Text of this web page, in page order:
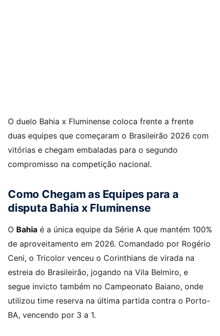
O duelo Bahia x Fluminense coloca frente a frente
duas equipes que começaram o Brasileirão 2026 com
vitórias e chegam embaladas para o segundo
compromisso na competição nacional.
Como Chegam as Equipes para a
disputa Bahia x Fluminense
O Bahia é a única equipe da Série A que mantém 100%
de aproveitamento em 2026. Comandado por Rogério
Ceni, o Tricolor venceu o Corinthians de virada na
estreia do Brasileirão, jogando na Vila Belmiro, e
segue invicto também no Campeonato Baiano, onde
utilizou time reserva na última partida contra o Porto-
BA, vencendo por 3 a 1.